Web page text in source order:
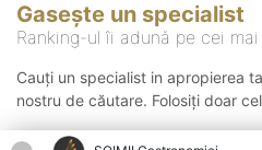
Gasește un specialist
Ranking-ul îi adună pe cei
Cauți un specialist in apropierea
nostru de căutare. Folosiți doar